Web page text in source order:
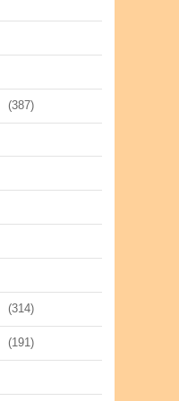
(387)
(314)
(191)